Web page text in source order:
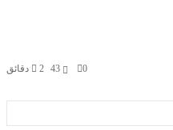
0
43 2 دقائق